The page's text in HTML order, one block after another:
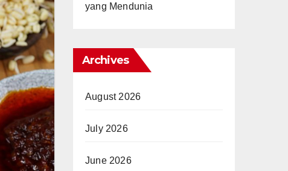
yang Mendunia
Archives
August 2026
July 2026
June 2026